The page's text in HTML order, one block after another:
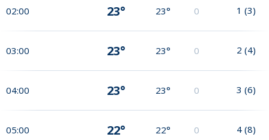
02:00 23° 23° 0 1 (3)
03:00 23° 23° 0 2 (4)
04:00 23° 23° 0 3 (6)
05:00 22° 22° 0 4 (8)